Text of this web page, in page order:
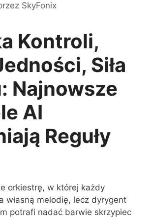
SkyFonix
Kontroli,
Siła
Najnowsze
AI
Reguły
orkiestrę, w której każdy
własną melodię, lecz dyrygent
potrafi nadać barwie skrzypiec